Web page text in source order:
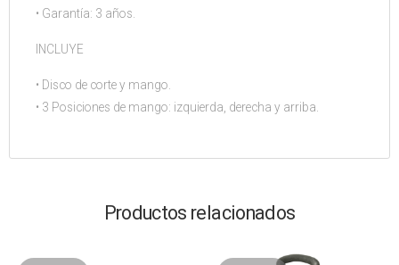
• Garantía: 3 años.
INCLUYE
• Disco de corte y mango.
• 3 Posiciones de mango: izquierda, derecha y arriba.
Productos relacionados